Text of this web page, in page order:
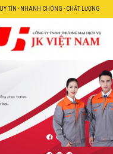
UY TÍN - NHANH CHÓNG - CHẤT LƯỢNG